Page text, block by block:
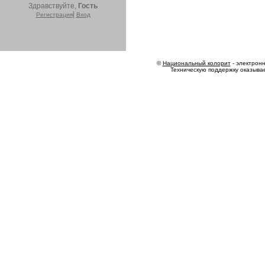
Здравствуйте, Гость
Регистрация| Вход
©Национальный колорит-
Техническую поддержку